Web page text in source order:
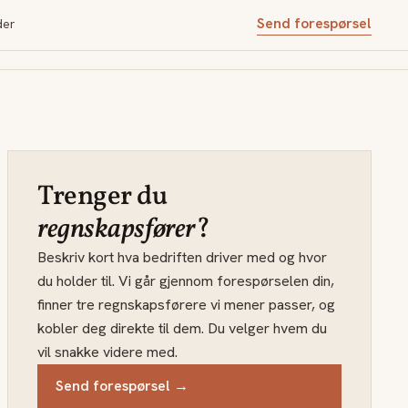
Send forespørsel
Trenger du
regnskapsfører?
Beskriv kort hva bedriften driver med og hvor
du holder til. Vi går gjennom forespørselen din,
finner tre regnskapsførere vi mener passer, og
kobler deg direkte til dem. Du velger hvem du
vil snakke videre med.
Send forespørsel →